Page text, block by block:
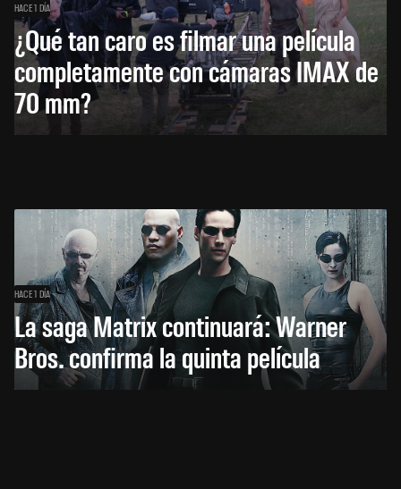
HACE 1 DÍA
¿Qué tan caro es filmar una película
completamente con cámaras IMAX de
70 mm?
HACE 1 DÍA
La saga Matrix continuará: Warner
Bros. confirma la quinta película